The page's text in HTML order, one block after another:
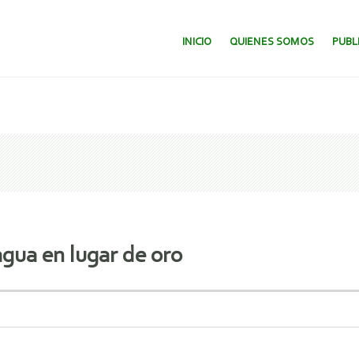
SALTAR AL CONTENIDO.
INICIO QUIENES SOMOS
en lugar de oro